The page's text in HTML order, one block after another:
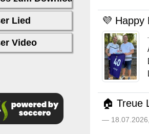
💜 Happy
🏠 Treue
—